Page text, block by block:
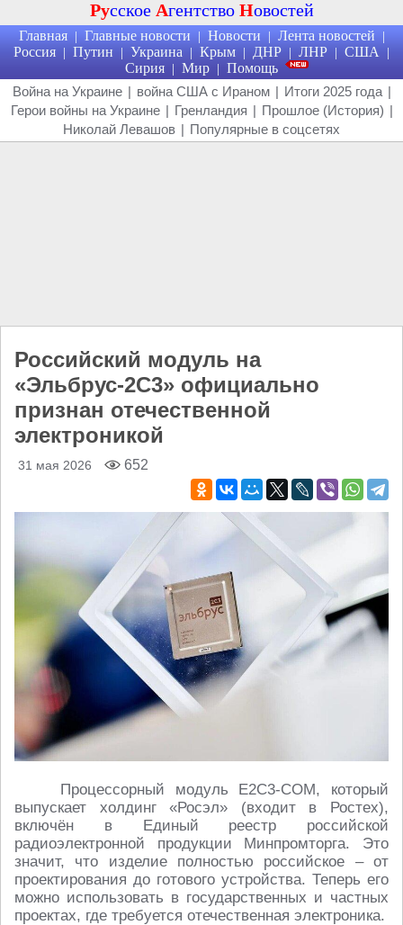
Русское Агентство Новостей
Главная | Главные новости | Новости | Лента новостей |
Россия | Путин | Украина | Крым | ДНР | ЛНР | США |
Сирия | Мир | Помощь
Война на Украине | война США с Ираном | Итоги 2025 года |
Герои войны на Украине | Гренландия | Прошлое (История) |
Николай Левашов | Популярные в соцсетях
Российский модуль на
«Эльбрус-2С3» официально
признан отечественной
электроникой
31 мая 2026 652
Процессорный модуль Е2С3-COM, который
выпускает холдинг «Росэл» (входит в Ростех),
включён в Единый реестр российской
радиоэлектронной продукции Минпромторга. Это
значит, что изделие полностью российское – от
проектирования до готового устройства. Теперь его
можно использовать в государственных и частных
проектах, где требуется отечественная электроника.